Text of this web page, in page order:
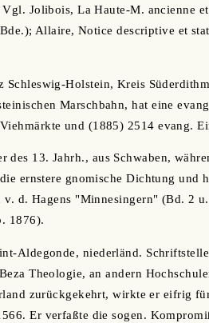
Jolibois, La Haute-M. ancienne
Allaire, Notice descriptive et
Schleswig-Holstein, Kreis
Marschbahn, hat eine
und (1885) 2514 evang.
des 13. Jahrh., aus Schwaben,
ernstere gnomische Dichtung und
v. d. Hagens "Minnesingern" (Bd. 2
1876).
Aldegonde, niederländ.
Theologie, an andern
zurückgekehrt, wirkte er eifrig
Er verfaßte die sogen.